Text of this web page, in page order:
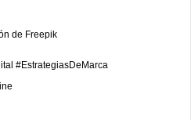
de Freepik
#EstrategiasDeMarca